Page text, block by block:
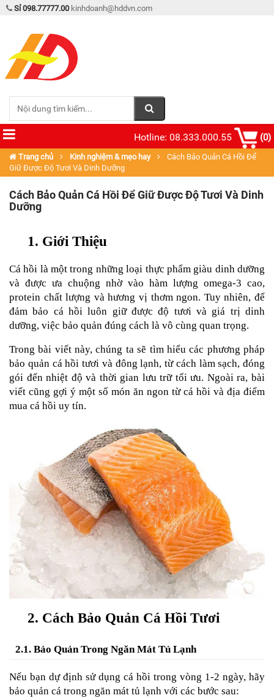
Sỉ 098.77777.00 kinhdoanh@hddvn.com
Hotline: 08.333.000.55 (0)
Trang chủ Kinh nghiệm & mẹo hay
Cách Bảo Quản Cá Hồi Để
Giữ Được Độ Tươi Và Dinh Dưỡng
Cách Bảo Quản Cá Hồi Để Giữ Được Độ Tươi Và Dinh
Dưỡng
1. Giới Thiệu
Cá hồi là một trong những loại thực phẩm giàu dinh dưỡng
và được ưa chuộng nhờ vào hàm lượng omega-3 cao,
protein chất lượng và hương vị thơm ngon. Tuy nhiên, để
đảm bảo cá hồi luôn giữ được độ tươi và giá trị dinh
dưỡng, việc bảo quản đúng cách là vô cùng quan trọng.
Trong bài viết này, chúng ta sẽ tìm hiểu các phương pháp
bảo quản cá hồi tươi và đông lạnh, từ cách làm sạch, đóng
gói đến nhiệt độ và thời gian lưu trữ tối ưu. Ngoài ra, bài
viết cũng gợi ý một số món ăn ngon từ cá hồi và địa điểm
mua cá hồi uy tín.
2. Cách Bảo Quản Cá Hồi Tươi
2.1. Bảo Quản Trong Ngăn Mát Tủ Lạnh
Nếu bạn dự định sử dụng cá hồi trong vòng 1-2 ngày, hãy
bảo quản cá trong ngăn mát tủ lạnh với các bước sau: